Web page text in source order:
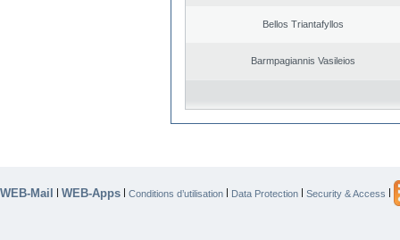
Bellos Triantafyllos
Barmpagiannis Vasileios
WEB-Mail | WEB-Apps | Conditions d’utilisation | Data Protection | Security & Access |